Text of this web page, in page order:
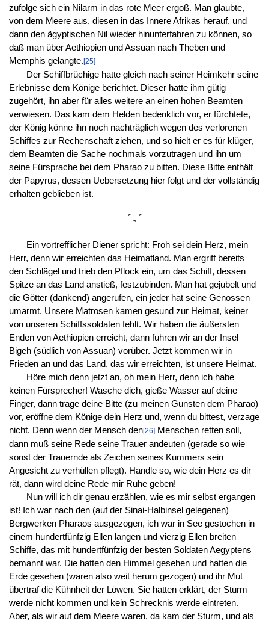
zufolge sich ein Nilarm in das rote Meer ergoß. Man glaubte,
von dem Meere aus, diesen in das Innere Afrikas herauf, und
dann den ägyptischen Nil wieder hinunterfahren zu können, so
daß man über Aethiopien und Assuan nach Theben und
Memphis gelangte.[25]
Der Schiffbrüchige hatte gleich nach seiner Heimkehr seine
Erlebnisse dem Könige berichtet. Dieser hatte ihm gütig
zugehört, ihn aber für alles weitere an einen hohen Beamten
verwiesen. Das kam dem Helden bedenklich vor, er fürchtete,
der König könne ihn noch nachträglich wegen des verlorenen
Schiffes zur Rechenschaft ziehen, und so hielt er es für klüger,
dem Beamten die Sache nochmals vorzutragen und ihn um
seine Fürsprache bei dem Pharao zu bitten. Diese Bitte enthält
der Papyrus, dessen Uebersetzung hier folgt und der vollständig
erhalten geblieben ist.
*
*
*
Ein vortrefflicher Diener spricht: Froh sei dein Herz, mein
Herr, denn wir erreichten das Heimatland. Man ergriff bereits
den Schlägel und trieb den Pflock ein, um das Schiff, dessen
Spitze an das Land anstieß, festzubinden. Man hat gejubelt und
die Götter (dankend) angerufen, ein jeder hat seine Genossen
umarmt. Unsere Matrosen kamen gesund zur Heimat, keiner
von unseren Schiffssoldaten fehlt. Wir haben die äußersten
Enden von Aethiopien erreicht, dann fuhren wir an der Insel
Bigeh (südlich von Assuan) vorüber. Jetzt kommen wir in
Frieden an und das Land, das wir erreichten, ist unsere Heimat.
Höre mich denn jetzt an, oh mein Herr, denn ich habe
keinen Fürsprecher! Wasche dich, gieße Wasser auf deine
Finger, dann trage deine Bitte (zu meinen Gunsten dem Pharao)
vor, eröffne dem Könige dein Herz und, wenn du bittest, verzage
nicht. Denn wenn der Mensch den[26]Menschen retten soll,
dann muß seine Rede seine Trauer andeuten (gerade so wie
sonst der Trauernde als Zeichen seines Kummers sein
Angesicht zu verhüllen pflegt). Handle so, wie dein Herz es dir
rät, dann wird deine Rede mir Ruhe geben!
Nun will ich dir genau erzählen, wie es mir selbst ergangen
ist! Ich war nach den (auf der Sinai-Halbinsel gelegenen)
Bergwerken Pharaos ausgezogen, ich war in See gestochen in
einem hundertfünfzig Ellen langen und vierzig Ellen breiten
Schiffe, das mit hundertfünfzig der besten Soldaten Aegyptens
bemannt war. Die hatten den Himmel gesehen und hatten die
Erde gesehen (waren also weit herum gezogen) und ihr Mut
übertraf die Kühnheit der Löwen. Sie hatten erklärt, der Sturm
werde nicht kommen und kein Schrecknis werde eintreten.
Aber, als wir auf dem Meere waren, da kam der Sturm, und als